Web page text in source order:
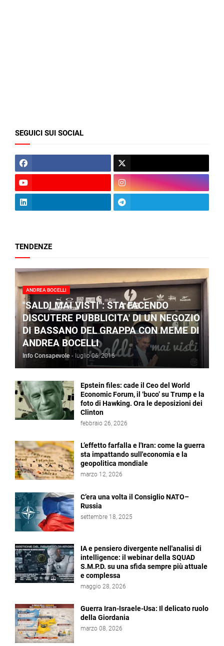
SEGUICI SUI SOCIAL
TENDENZE
ANDREA BOCELLI
"SALDI MAI VISTI": STA FACENDO
DISCUTERE PUBBLICITA' DI UN NEGOZIO
DI BASSANO DEL GRAPPA CON MEME DI
ANDREA BOCELLI
Info Consapevole - luglio 06, 2016
Epstein files: cade il Ceo del World
Economic Forum, il ‘buco’ su Trump e la
foto di Hawking. Ora le deposizioni dei
Clinton
febbraio 26, 2026
L’effetto farfalla e l'Iran: come la guerra
sta impattando sull'economia e la
geopolitica mondiale
marzo 12, 2026
C’era una volta il Consiglio NATO–
Russia
settembre 18, 2025
IA e pensiero divergente nell'analisi di
intelligence: il webinar della SQUAD
S.M.P.D. su una sfida sempre più attuale
e complessa
maggio 28, 2026
Guerra Iran-Israele-Usa: Il delicato ruolo
della Giordania
marzo 08, 2026